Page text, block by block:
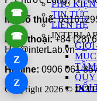
PHỤ
TIN TỨC
LIÊN HỆ
GIỚI
ĐỐI
Mã số thuế:
Điện thoại:+84 (28)
Hai@interLab.vn –
Hotline: 0906 061
Copyright 2026 ©
☎
☎
Z
Z